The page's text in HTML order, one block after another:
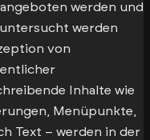
werden und
werden
von
Inhalte wie
Menüpunkte,
Text – werden in der